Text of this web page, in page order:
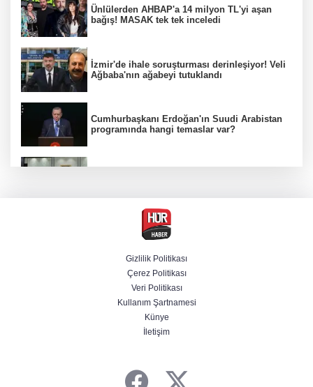
Ünlülerden AHBAP'a 14 milyon TL'yi aşan
bağış! MASAK tek tek inceledi
İzmir'de ihale soruşturması derinleşiyor! Veli
Ağbaba'nın ağabeyi tutuklandı
Cumhurbaşkanı Erdoğan'ın Suudi Arabistan
programında hangi temaslar var?
MGK Cumhurbaşkanlığı Külliyesi'nde kritik
gündemle toplandı
Bir böcek ilacı faciası daha! Çanakkale'den
acı haber geldi
Beşiktaş 10 kişiyle Hradec Kralove'yi
Gizlilik Politikası
Çerez Politikası
Veri Politikası
Kullanım Şartnamesi
Künye
İletişim